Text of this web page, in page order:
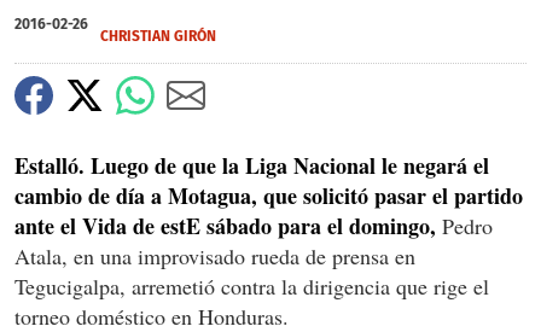
2016-02-26
CHRISTIAN GIRÓN
Estalló. Luego de que la Liga Nacional le negará el
cambio de día a Motagua, que solicitó pasar el partido
ante el Vida de estE sábado para el domingo, Pedro
Atala, en una improvisado rueda de prensa en
Tegucigalpa, arremetió contra la dirigencia que rige el
torneo doméstico en Honduras.